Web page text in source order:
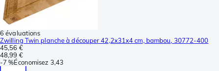
6 évaluations
Zwilling Twin planche à découper 42,2x31x4 cm, bambou, 30772-400
45,56 €
48,99 €
-7 %Économisez 3,43